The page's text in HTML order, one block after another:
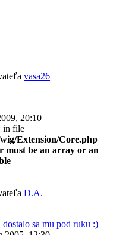
vasa26
20:10
in file
Extension/Core.php
must be an array or an
D.A.
sa mu pod ruku :)